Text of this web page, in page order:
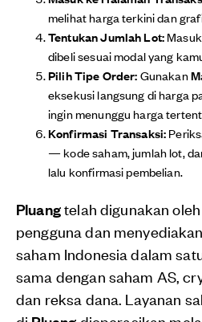
melihat harga terkini dan
Tentukan Jumlah Lot:
dibeli sesuai modal yang
Pilih Tipe Order:Gunakan
eksekusi langsung di harga
ingin menunggu harga
Konfirmasi Transaksi:
— kode saham, jumlah lot,
lalu konfirmasi pembelian.
Pluangtelah digunakan
pengguna dan
saham Indonesia dalam
sama dengan saham AS,
dan reksa dana. Layanan